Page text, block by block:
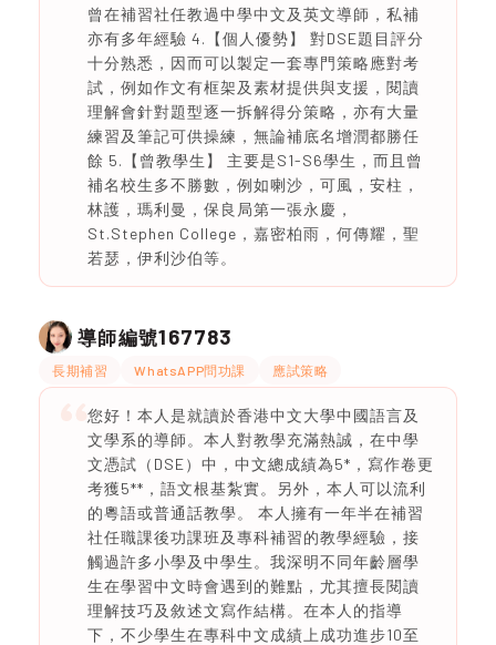
曾在補習社任教過中學中文及英文導師，私補
亦有多年經驗 4.【個人優勢】 對DSE題目評分
十分熟悉，因而可以製定一套專門策略應對考
試，例如作文有框架及素材提供與支援，閱讀
理解會針對題型逐一拆解得分策略，亦有大量
練習及筆記可供操練，無論補底名增潤都勝任
餘 5.【曾教學生】 主要是S1-S6學生，而且曾
補名校生多不勝數，例如喇沙，可風，安柱，
林護，瑪利曼，保良局第一張永慶，
St.Stephen College，嘉密柏雨，何傳耀，聖
若瑟，伊利沙伯等。
導師編號167783
長期補習 WhatsAPP問功課 應試策略
您好！本人是就讀於香港中文大學中國語言及
文學系的導師。本人對教學充滿熱誠，在中學
文憑試（DSE）中，中文總成績為5*，寫作卷更
考獲5**，語文根基紮實。另外，本人可以流利
的粵語或普通話教學。 本人擁有一年半在補習
社任職課後功課班及專科補習的教學經驗，接
觸過許多小學及中學生。我深明不同年齡層學
生在學習中文時會遇到的難點，尤其擅長閱讀
理解技巧及敘述文寫作結構。在本人的指導
下，不少學生在專科中文成績上成功進步10至